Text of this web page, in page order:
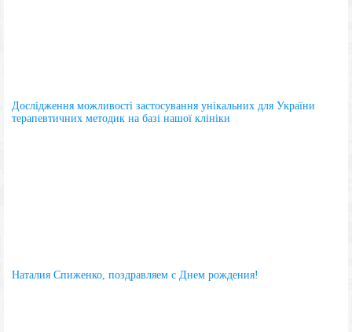
Дослідження можливості застосування унікальних для України
терапевтичних методик на базі нашої клініки
Наталия Спиженко, поздравляем с Днем рождения!